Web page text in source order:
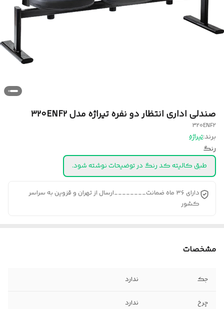
صندلی اداری انتظار دو نفره تیراژه مدل ۳۲۰ENF۲
320ENF2
برند:تیراژه
رنگ
طبق کالیته کد رنگ در توضیحات نوشته شود.
دارای ۳۶ ماه ضمانت________ارسال از تهران و قزوین به سراسر
کشور
مشخصات
جک ندارد
چرخ ندارد